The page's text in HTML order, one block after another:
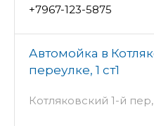
+7967-123-5875
Автомойка в
переулке, 1 ст1
Котляковский 1-й пер,